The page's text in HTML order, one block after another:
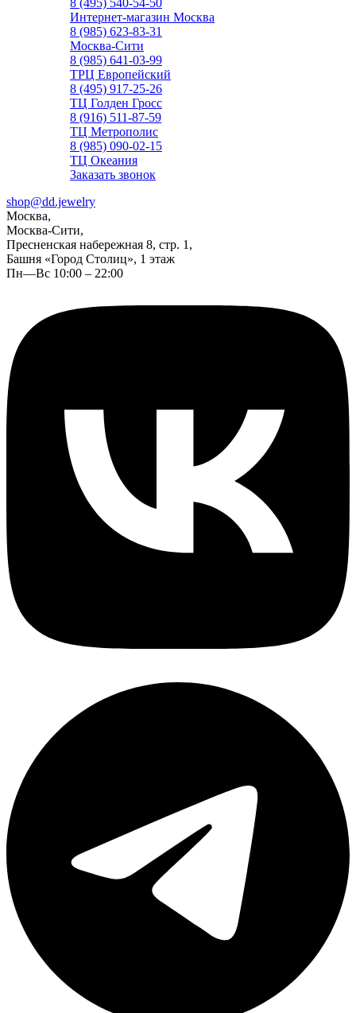
8 (495) 540-54-50
Интернет-магазин Москва
8 (985) 623-83-31
Москва-Сити
8 (985) 641-03-99
ТРЦ Европейский
8 (495) 917-25-26
ТЦ Голден Гросс
8 (916) 511-87-59
ТЦ Метрополис
8 (985) 090-02-15
ТЦ Океания
Заказать звонок
shop@dd.jewelry
Москва,
Москва-Сити,
Пресненская набережная 8, стр. 1,
Башня «Город Столиц», 1 этаж
Пн—Вс 10:00 – 22:00